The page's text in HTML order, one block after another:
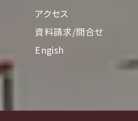
アクセス
資料請求/問合せ
Engish